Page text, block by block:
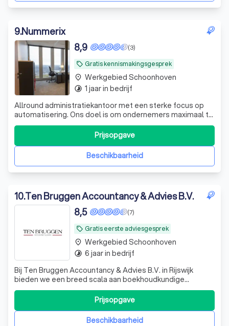
9.Nummerix
local_offer Gratis kennismakingsgesprek
(3)
8,9
Allround administratiekantoor met een sterke focus op
automatisering. Ons doel is om ondernemers maximaal te
ontzorgen, zodat zij zich kunnen richten op waar ze écht
goed in zijn: ondernemen. Ons kantoor wordt geleid door
ervaren professionals met een accountancyachtergrond,
aangevuld met diepgaandeBeschikbaarheid
Prijsopgave
place Werkgebied Schoonhoven
timelapse 1 jaar in bedrijf
10.Ten Bruggen Accountancy & Advies B.V.
local_offer Gratis eerste adviesgesprek
(7)
8,5
Bij Ten Bruggen Accountancy & Advies B.V. in Rijswijk
bieden we een breed scala aan boekhoudkundige
diensten, waaronder volledige boekhouding,
belastingaangiften, salarisadministratie, en advies voor
zowel ZZP'ers als grote ondernemingen. Ons team zet
zich in voor persoonlijk en digitaal contact. Vr
Beschikbaarheid
Prijsopgave
place Werkgebied Schoonhoven
timelapse 6 jaar in bedrijf